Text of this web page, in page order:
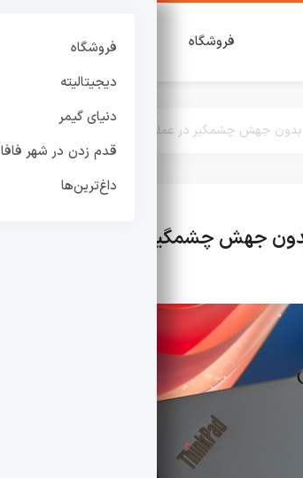
فروشگاه دیجیتالیتهفروشگاه
دیجیتالیته
دنیای گیمر
قدم زدن در شهر فافا
داغ‌ترین‌ها